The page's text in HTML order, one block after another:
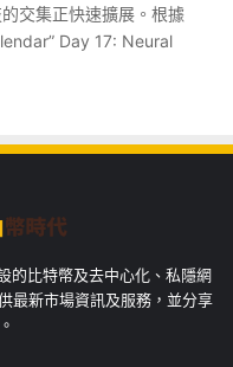
交集正快速擴展。根據
Day 17: Neural
的比特幣及去中心化、私隱網
最新市場資訊及服務，並分享